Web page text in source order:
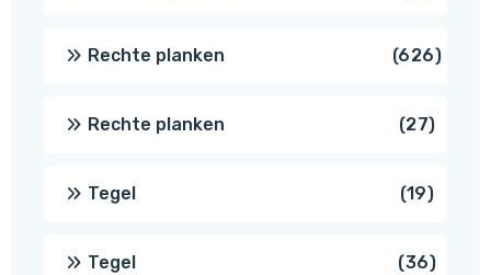
Rechte planken 626626
Rechte planken 2727
Tegel 1919
Tegel 3636